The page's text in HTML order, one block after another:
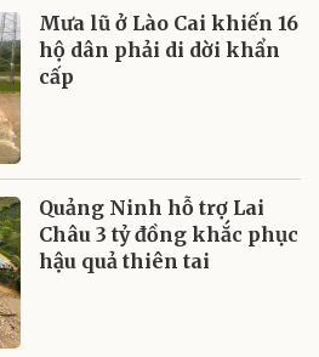
Mưa lũ ở Lào Cai khiến 16
hộ dân phải di dời khẩn
cấp
Quảng Ninh hỗ trợ Lai
Châu 3 tỷ đồng khắc phục
hậu quả thiên tai